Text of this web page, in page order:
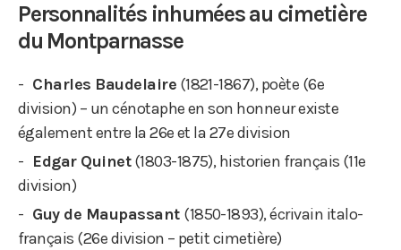
Personnalités inhumées au cimetière
du Montparnasse
Charles Baudelaire (1821-1867), poète (6e
division) – un cénotaphe en son honneur existe
également entre la 26e et la 27e division
Edgar Quinet(1803-1875), historien français (11e
division)
Guy de Maupassant (1850-1893), écrivain italo-
français (26e division – petit cimetière)